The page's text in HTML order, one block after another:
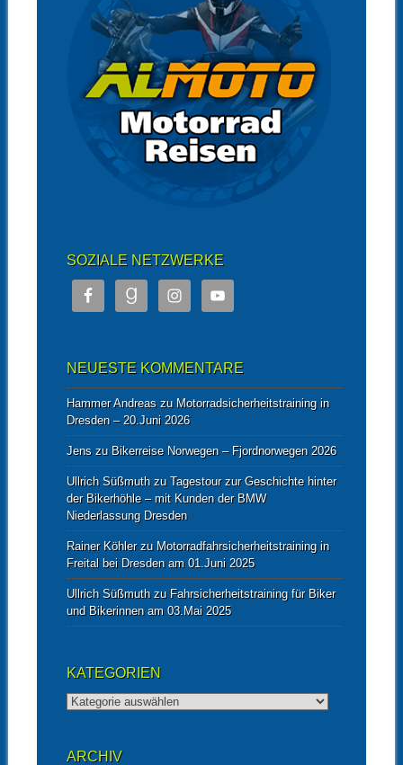
SOZIALE NETZWERKE
NEUESTE KOMMENTARE
Hammer Andreaszu Motorradsicherheitstraining in
Dresden – 20.Juni 2026
Jenszu Bikerreise Norwegen – Fjordnorwegen 2026
Ullrich Süßmuthzu Tagestour zur Geschichte hinter
der Bikerhöhle – mit Kunden der BMW
Niederlassung Dresden
Rainer Köhlerzu Motorradfahrsicherheitstraining in
Freital bei Dresden am 01.Juni 2025
Ullrich Süßmuthzu Fahrsicherheitstraining für Biker
und Bikerinnen am 03.Mai 2025
KATEGORIEN
Kategorien
ARCHIV